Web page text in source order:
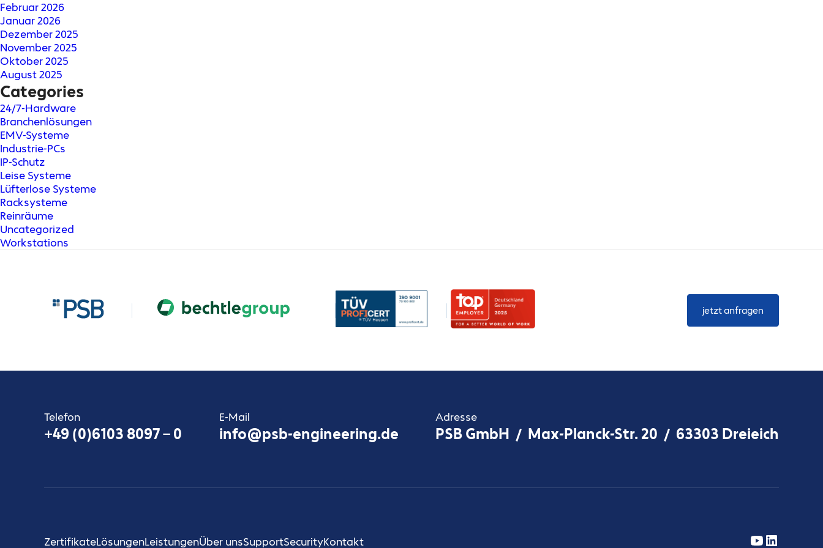
Februar 2026
Januar 2026
Dezember 2025
November 2025
Oktober 2025
August 2025
Categories
24/7-Hardware
Branchenlösungen
EMV-Systeme
Industrie-PCs
IP-Schutz
Leise Systeme
Lüfterlose Systeme
Racksysteme
Reinräume
Uncategorized
Workstations
jetzt anfragen
Telefon
+49 (0)6103 8097 – 0
E-Mail
info@psb-engineering.de
Adresse
PSB GmbH / Max-Planck-Str. 20 / 63303 Dreieich
ZertifikateLösungenLeistungenÜber unsSupportSecurityKontakt